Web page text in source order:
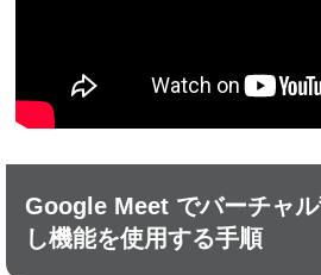
Google Meet でバーチャ
し機能を使用する手順